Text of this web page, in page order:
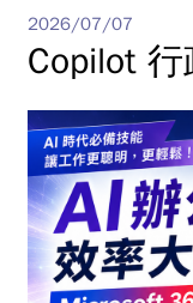
2026/07/07
Copilot